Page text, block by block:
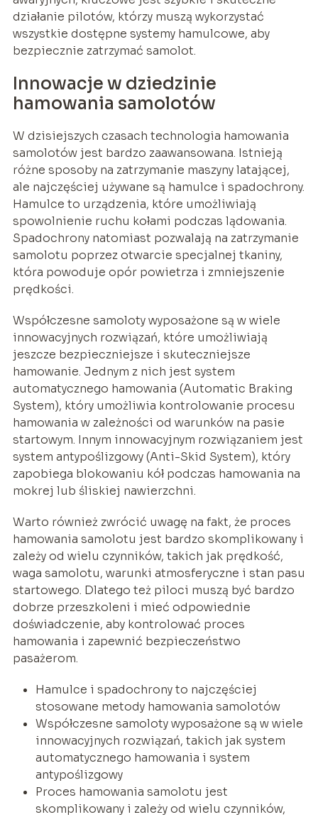
działanie pilotów, którzy muszą wykorzystać
wszystkie dostępne systemy hamulcowe, aby
bezpiecznie zatrzymać samolot.
Innowacje w dziedzinie
hamowania samolotów
W dzisiejszych czasach technologia hamowania
samolotów jest bardzo zaawansowana. Istnieją
różne sposoby na zatrzymanie maszyny latającej,
ale najczęściej używane są hamulce i spadochrony.
Hamulce to urządzenia, które umożliwiają
spowolnienie ruchu kołami podczas lądowania.
Spadochrony natomiast pozwalają na zatrzymanie
samolotu poprzez otwarcie specjalnej tkaniny,
która powoduje opór powietrza i zmniejszenie
prędkości.
Współczesne samoloty wyposażone są w wiele
innowacyjnych rozwiązań, które umożliwiają
jeszcze bezpieczniejsze i skuteczniejsze
hamowanie. Jednym z nich jest system
automatycznego hamowania (Automatic Braking
System), który umożliwia kontrolowanie procesu
hamowania w zależności od warunków na pasie
startowym. Innym innowacyjnym rozwiązaniem jest
system antypoślizgowy (Anti-Skid System), który
zapobiega blokowaniu kół podczas hamowania na
mokrej lub śliskiej nawierzchni.
Warto również zwrócić uwagę na fakt, że proces
hamowania samolotu jest bardzo skomplikowany i
zależy od wielu czynników, takich jak prędkość,
waga samolotu, warunki atmosferyczne i stan pasu
startowego. Dlatego też piloci muszą być bardzo
dobrze przeszkoleni i mieć odpowiednie
doświadczenie, aby kontrolować proces
hamowania i zapewnić bezpieczeństwo
pasażerom.
Hamulce i spadochrony to najczęściej
stosowane metody hamowania samolotów
Współczesne samoloty wyposażone są w wiele
innowacyjnych rozwiązań, takich jak system
automatycznego hamowania i system
antypoślizgowy
Proces hamowania samolotu jest
skomplikowany i zależy od wielu czynników,